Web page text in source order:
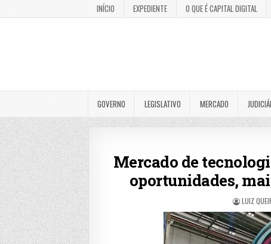
INÍCIO EXPEDIENTE O QUE É CAPITAL DIGITAL
GOVERNO LEGISLATIVO MERCADO
Mercado de
oportunidades,
LUIZ